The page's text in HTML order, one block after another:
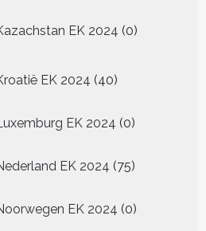
EK 2024 0
producten
EK 2024 4040
EK 2024 00
EK 2024 7575
EK 2024 00